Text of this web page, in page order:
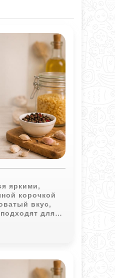
яркими,
корочкой
вкус,
для